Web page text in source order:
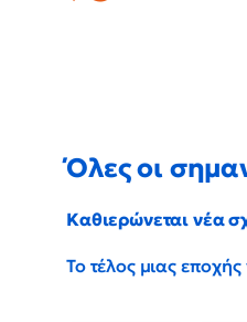
Όλες οι
Καθιερώνεται νέα
Το τέλος μιας